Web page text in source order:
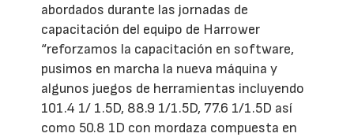
abordados durante las jornadas de
capacitación del equipo de Harrower
“reforzamos la capacitación en software,
pusimos en marcha la nueva máquina y
algunos juegos de herramientas incluyendo
101.4 1/ 1.5D, 88.9 1/1.5D, 77.6 1/1.5D así
como 50.8 1D con mordaza compuesta en